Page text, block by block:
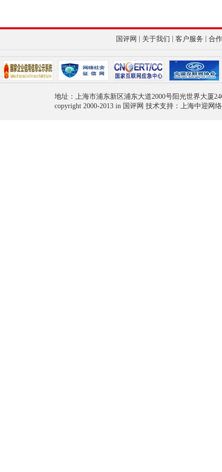
国评网 关于我们 客户服务 合
地址：上海市浦东新区浦东大道2000号阳光世界大厦
copyright 2000-2013 in 国评网 技术支持：上海中迎